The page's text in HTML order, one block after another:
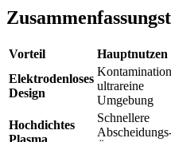
Vorteil Hauptnutzen
Elektrodenloses
Design
ultrareine
Umgebung
Hochdichtes
Plasma
Schnellere